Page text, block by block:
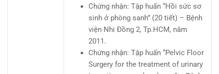
Chứng nhận: Tập huấn “Hồi sức sơ
sinh ở phòng sanh” (20 tiết) – Bệnh
viện Nhi Đồng 2, Tp.HCM, năm
2011.
Chứng nhận: Tập huấn “Pelvic Floor
Surgery for the treatment of urinary